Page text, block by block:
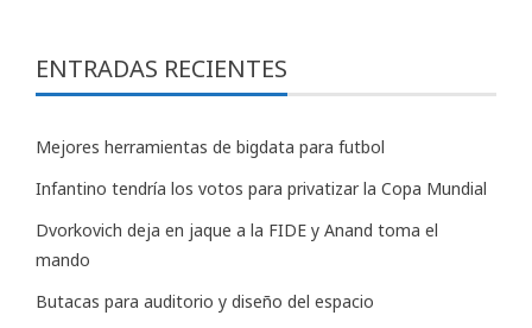
ENTRADAS RECIENTES
Mejores herramientas de bigdata para futbol
Infantino tendría los votos para privatizar la Copa Mundial
Dvorkovich deja en jaque a la FIDE y Anand toma el
mando
Butacas para auditorio y diseño del espacio